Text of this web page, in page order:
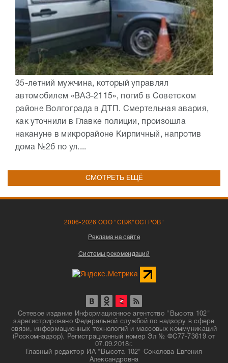
35-летний мужчина, который управлял
автомобилем «ВАЗ-2115», погиб в Советском
районе Волгограда в ДТП. Смертельная авария,
как уточнили в Главке полиции, произошла
накануне в микрорайоне Кирпичный, напротив
дома №2б по ул....
СМОТРЕТЬ ЕЩЁ
2006-2026 ООО "СВЖ"ОСТРОВ"
Реклама на сайте
Системы рекомендаций
Сетевое издание Информационное агентство "Высота 102"
зарегистрировано Федеральной службой по надзору в сфере
связи, информационных технологий и массовых коммуникаций
(Роскомнадзор). Регистрационный номер Эл № ФС77-73619 от
07.09.2018г.
Главный редактор ИА "Высота 102" Соколова Евгения
Александровна